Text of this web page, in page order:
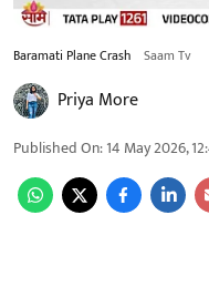
Baramati Plane Crash Saam Tv
Priya More
Published On:14 May 2026,